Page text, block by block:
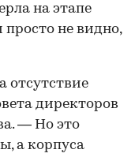
на этапе
не видно,
отсутствие
директоров
— Но это
а корпуса